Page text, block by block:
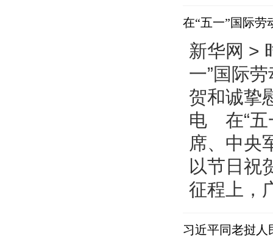
在“五一”国际
新华网 >
一”国际
贺和诚挚
电 在“五
席、中央
以节日
征程上，
习近平同老挝人